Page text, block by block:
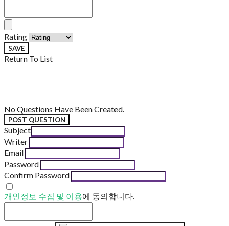
Rating
SAVE
Return To List
No Questions Have Been Created.
POST QUESTION
Subject
Writer
Email
Password
Confirm Password
개인정보 수집 및 이용에 동의합니다.